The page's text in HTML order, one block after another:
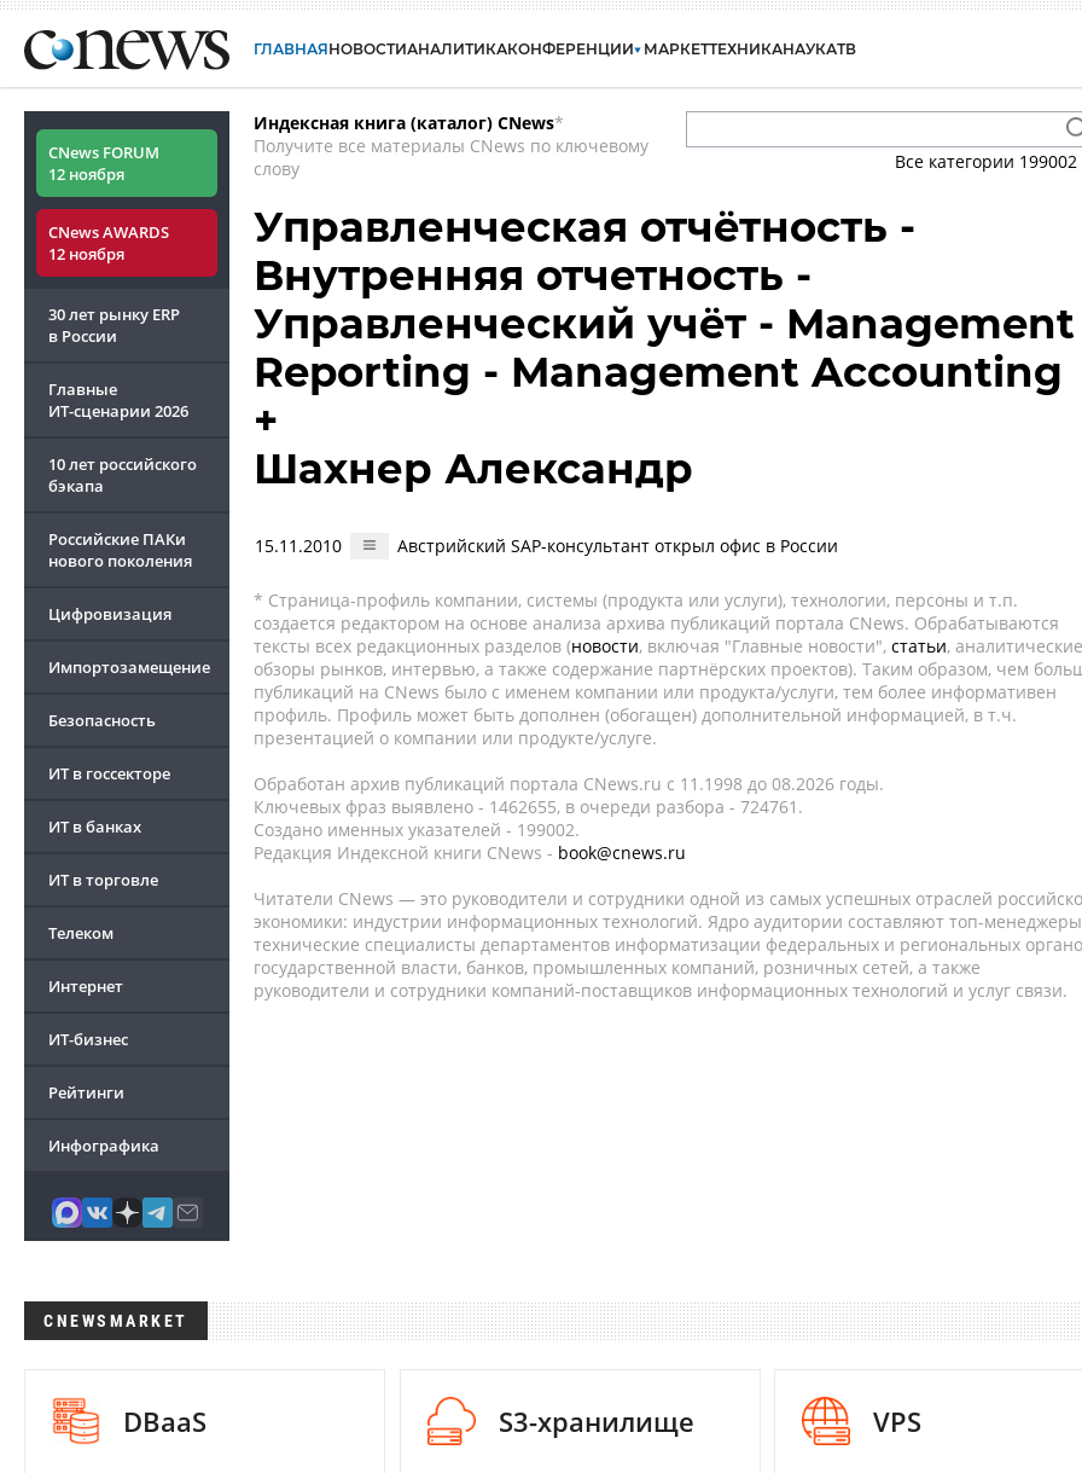
ГЛАВНАЯНОВОСТИАНАЛИТИКАКОНФЕРЕНЦИИ МАРКЕТТЕХНИКАНАУКАТВ
CNews FORUM
12 ноября
CNews AWARDS
12 ноября
30 лет рынку ERP
в России
Главные
ИТ-сценарии 2026
10 лет российского
бэкапа
Российские ПАКи
нового поколения
Цифровизация
Импортозамещение
Безопасность
ИТ в госсекторе
ИТ в банках
ИТ в торговле
Телеком
Интернет
ИТ-бизнес
Рейтинги
Инфографика
Индексная книга (каталог) CNews*
Получите все материалы CNews по ключевому
слову
Все категории 199002
Управленческая отчётность -
Внутренняя отчетность -
Управленческий учёт - Management
Reporting - Management Accounting
+
Шахнер Александр
15.11.2010 Австрийский SAP-консультант открыл офис в России
* Страница-профиль компании, системы (продукта или услуги), технологии, персоны и т.п.
создается редактором на основе анализа архива публикаций портала CNews. Обрабатываются
тексты всех редакционных разделов (новости, включая "Главные новости", статьи, аналитические
обзоры рынков, интервью, а также содержание партнёрских проектов). Таким образом, чем
публикаций на CNews было с именем компании или продукта/услуги, тем более информативен
профиль. Профиль может быть дополнен (обогащен) дополнительной информацией, в т.ч.
презентацией о компании или продукте/услуге.
Обработан архив публикаций портала CNews.ru c 11.1998 до 08.2026 годы.
Ключевых фраз выявлено - 1462655, в очереди разбора - 724761.
Создано именных указателей - 199002.
Редакция Индексной книги CNews - book@cnews.ru
Читатели CNews — это руководители и сотрудники одной из самых успешных отраслей
экономики: индустрии информационных технологий. Ядро аудитории составляют топ-
технические специалисты департаментов информатизации федеральных и региональных
государственной власти, банков, промышленных компаний, розничных сетей, а также
руководители и сотрудники компаний-поставщиков информационных технологий и услуг связи.
CNEWSMARKET
DBaaS S3-хранилище VPS